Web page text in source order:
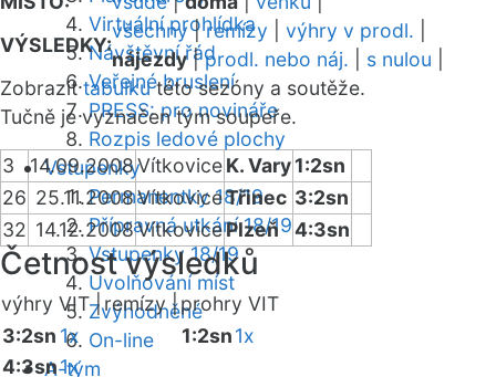
Virtuální prohlídka
Návštěvní řád
Veřejné bruslení
PRESS: pro novináře
Rozpis ledové plochy
Vstupenky
Permanentky 18/19
Přípravná utkání 18/19
Vstupenky 18/19
Uvolňování míst
Zvýhodněné
On-line
A-tým
VÝSLEDKY:
všechny|remízy výhry v prodl.
nájezdy|prodl. nebo náj. s nulou
Zobrazittabulkutéto sezóny a soutěže.
Tučně je vyznačen tým soupeře.
3 14.09.2008VítkoviceK. Vary1:2sn
26 25.11.2008VítkoviceTřinec 3:2sn
32 14.12.2008VítkovicePlzeň 4:3sn
Četnost výsledků
výhry VIT |remízy |prohry VIT
3:2sn 1x
4:3sn1x
1:2sn1x